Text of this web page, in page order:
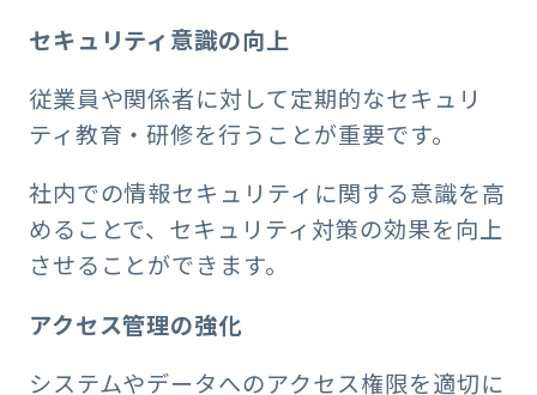
セキュリティ意識の向上
従業員や関係者に対して定期的なセキュリ
ティ教育・研修を行うことが重要です。
社内での情報セキュリティに関する意識を高
めることで、セキュリティ対策の効果を向上
させることができます。
アクセス管理の強化
システムやデータへのアクセス権限を適切に